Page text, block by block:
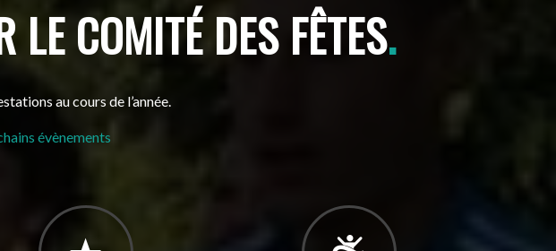
LE COMITÉ DES FÊTES.
au cours de l’année.
évènements